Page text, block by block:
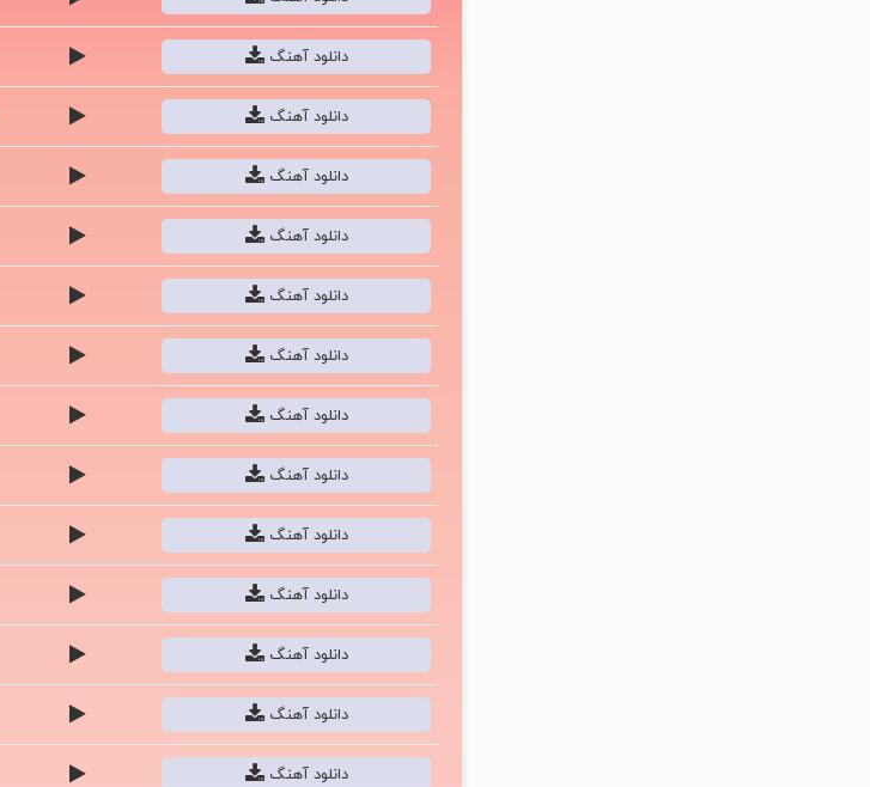
دانلود آهنگ
دانلود آهنگ
دانلود آهنگ
دانلود آهنگ
دانلود آهنگ
دانلود آهنگ
دانلود آهنگ
دانلود آهنگ
دانلود آهنگ
دانلود آهنگ
دانلود آهنگ
دانلود آهنگ
دانلود آهنگ